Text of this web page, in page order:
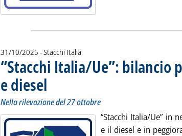
31/10/2025 - Stacchi Italia
“Stacchi Italia/Ue”: bilancio
e diesel
Nella rilevazione del 27 ottobre
“Stacchi Italia/Ue” in
e il diesel e in